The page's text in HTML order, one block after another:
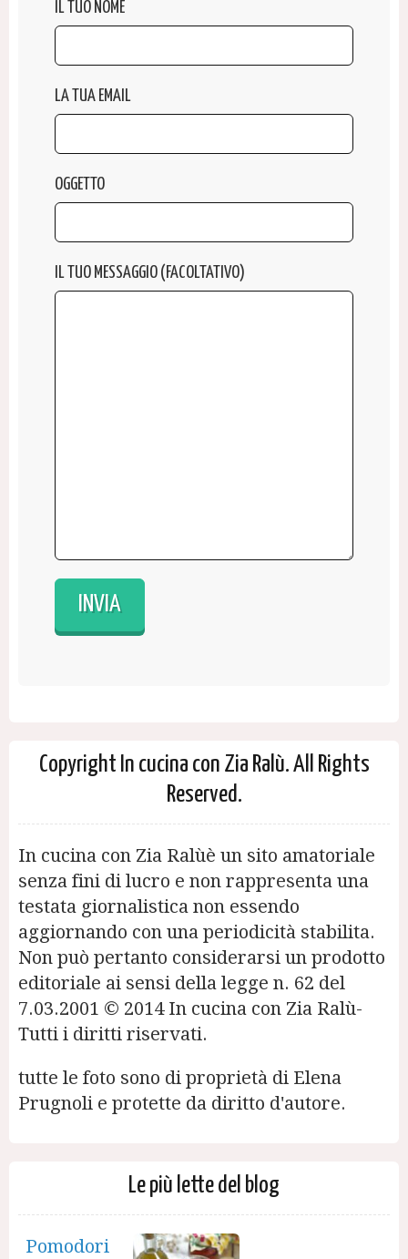
IL TUO NOME
LA TUA EMAIL
OGGETTO
IL TUO MESSAGGIO (FACOLTATIVO)
Copyright In cucina con Zia Ralù. All Rights
Reserved.
In cucina con Zia Ralùè un sito amatoriale
senza fini di lucro e non rappresenta una
testata giornalistica non essendo
aggiornando con una periodicità stabilita.
Non può pertanto considerarsi un prodotto
editoriale ai sensi della legge n. 62 del
7.03.2001 © 2014 In cucina con Zia Ralù-
Tutti i diritti riservati.
tutte le foto sono di proprietà di Elena
Prugnoli e protette da diritto d'autore.
Le più lette del blog
Pomodori